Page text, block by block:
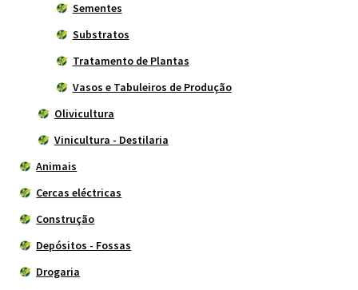
Sementes
Substratos
Tratamento de Plantas
Vasos e Tabuleiros de Produção
Olivicultura
Vinicultura - Destilaria
Animais
Cercas eléctricas
Construção
Depósitos - Fossas
Drogaria